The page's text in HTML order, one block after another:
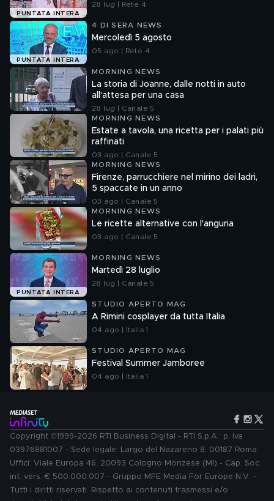
PUNTATA INTERA
28 lug | Rete 4
PUNTATA INTERA
4 DI SERA NEWS
Mercoledì 5 agosto
05 ago | Rete 4
MORNING NEWS
La storia di Joanne, dalle notti in auto
all'attesa per una casa
28 lug | Canale 5
MORNING NEWS
Estate a tavola, una ricetta per i palati più
raffinati
03 ago | Canale 5
MORNING NEWS
Firenze, parrucchiere nel mirino dei ladri,
5 spaccate in un anno
03 ago | Canale 5
MORNING NEWS
Le ricette alternative con l'anguria
03 ago | Canale 5
PUNTATA INTERA
MORNING NEWS
Martedì 28 luglio
28 lug | Canale 5
STUDIO APERTO MAG
A Rimini cosplayer da tutta Italia
04 ago | Italia 1
STUDIO APERTO MAG
Festival Summer Jamboree
04 ago | Italia 1
Copyright ©1999-2026 RTI Business Digital - RTI S.p.A.: p. iva
03976881007 - Sede legale: Largo del Nazareno 8, 00187 Roma.
Uffici: Viale Europa 46, 20093 Cologno Monzese (MI) - Cap. Soc.
int. vers. € 500.000.007 - Gruppo MFE Media For Europe N.V. -
Tutti i diritti riservati. Rispetto ai contenuti trasmessi e/o